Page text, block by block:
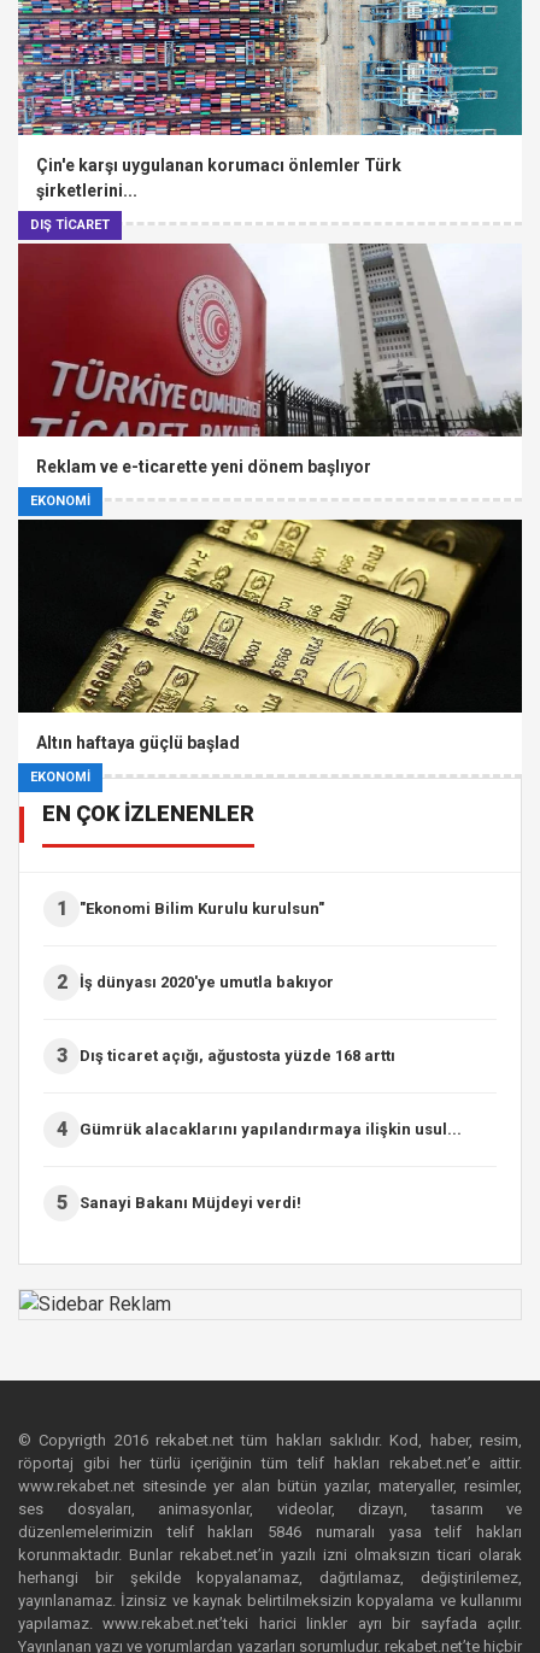
DIŞ TİCARET
Çin'e karşı uygulanan korumacı önlemler Türk
şirketlerini...
EKONOMİ
Reklam ve e-ticarette yeni dönem başlıyor
EKONOMİ
Altın haftaya güçlü başlad
EN ÇOK İZLENENLER
1 "Ekonomi Bilim Kurulu kurulsun"
2 İş dünyası 2020'ye umutla bakıyor
3 Dış ticaret açığı, ağustosta yüzde 168 arttı
4 Gümrük alacaklarını yapılandırmaya ilişkin usul...
5 Sanayi Bakanı Müjdeyi verdi!
© Copyrigth 2016 rekabet.net tüm hakları saklıdır. Kod, haber, resim,
röportaj gibi her türlü içeriğinin tüm telif hakları rekabet.net’e aittir.
www.rekabet.net sitesinde yer alan bütün yazılar, materyaller, resimler,
ses dosyaları, animasyonlar, videolar, dizayn, tasarım ve
düzenlemelerimizin telif hakları 5846 numaralı yasa telif hakları
korunmaktadır. Bunlar rekabet.net’in yazılı izni olmaksızın ticari olarak
herhangi bir şekilde kopyalanamaz, dağıtılamaz, değiştirilemez,
yayınlanamaz. İzinsiz ve kaynak belirtilmeksizin kopyalama ve kullanımı
yapılamaz. www.rekabet.net’teki harici linkler ayrı bir sayfada açılır.
Yayınlanan yazı ve yorumlardan yazarları sorumludur. rekabet.net’te hiçbir